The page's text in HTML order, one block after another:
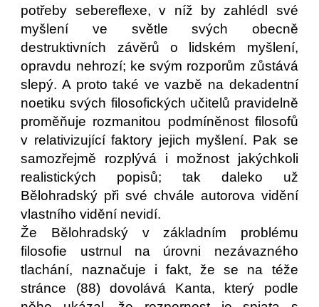
potřeby sebereflexe, v níž by zahlédl své
myšlení ve světle svých obecně
destruktivních závěrů o lidském myšlení,
opravdu nehrozí; ke svým rozporům zůstává
slepý. A proto také ve vazbě na dekadentní
noetiku svých filosofických učitelů pravidelně
proměňuje rozmanitou podmíněnost filosofů
v relativizující faktory jejich myšlení. Pak se
samozřejmě rozplývá i možnost jakýchkoli
realistických popisů; tak daleko už
Bělohradský při své chvále autorova vidění
vlastního vidění nevidí.
Že Bělohradský v základním problému
filosofie ustrnul na úrovni nezávazného
tlachání, naznačuje i fakt, že se na téže
stránce (88) dovolává Kanta, který podle